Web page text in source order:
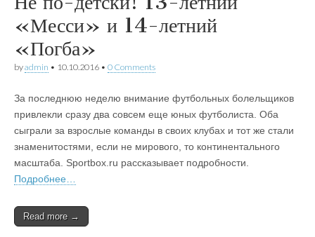
«Месси» и 14-летний
«Погба»
byadmin • 10.10.2016 • 0 Comments
За последнюю неделю внимание футбольных болельщиков
привлекли сразу два совсем еще юных футболиста. Оба
сыграли за взрослые команды в своих клубах и тот же стали
знаменитостями, если не мирового, то континентального
масштаба. Sportbox.ru рассказывает подробности.
Подробнее…
Read more →